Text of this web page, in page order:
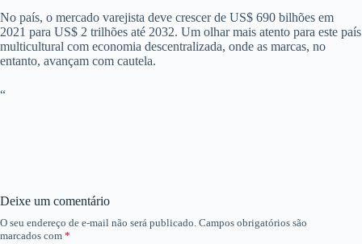
No país, o mercado varejista deve crescer de US$ 690 bilhões em
2021 para US$ 2 trilhões até 2032. Um olhar mais atento para este país
multicultural com economia descentralizada, onde as marcas, no
entanto, avançam com cautela.
“
Deixe um comentário
O seu endereço de e-mail não será publicado. Campos obrigatórios são
marcados com *